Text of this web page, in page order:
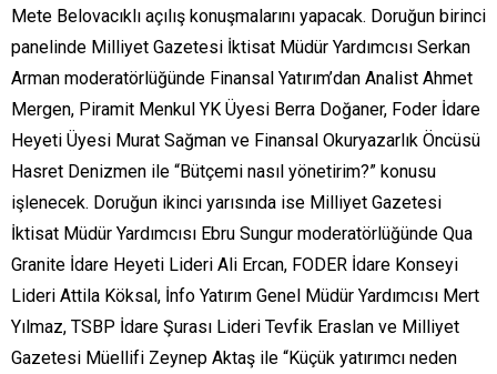
Mete Belovacıklı açılış konuşmalarını yapacak. Doruğun birinci
panelinde Milliyet Gazetesi İktisat Müdür Yardımcısı Serkan
Arman moderatörlüğünde Finansal Yatırım’dan Analist Ahmet
Mergen, Piramit Menkul YK Üyesi Berra Doğaner, Foder İdare
Heyeti Üyesi Murat Sağman ve Finansal Okuryazarlık Öncüsü
Hasret Denizmen ile “Bütçemi nasıl yönetirim?” konusu
işlenecek. Doruğun ikinci yarısında ise Milliyet Gazetesi
İktisat Müdür Yardımcısı Ebru Sungur moderatörlüğünde Qua
Granite İdare Heyeti Lideri Ali Ercan, FODER İdare Konseyi
Lideri Attila Köksal, İnfo Yatırım Genel Müdür Yardımcısı Mert
Yılmaz, TSBP İdare Şurası Lideri Tevfik Eraslan ve Milliyet
Gazetesi Müellifi Zeynep Aktaş ile “Küçük yatırımcı neden